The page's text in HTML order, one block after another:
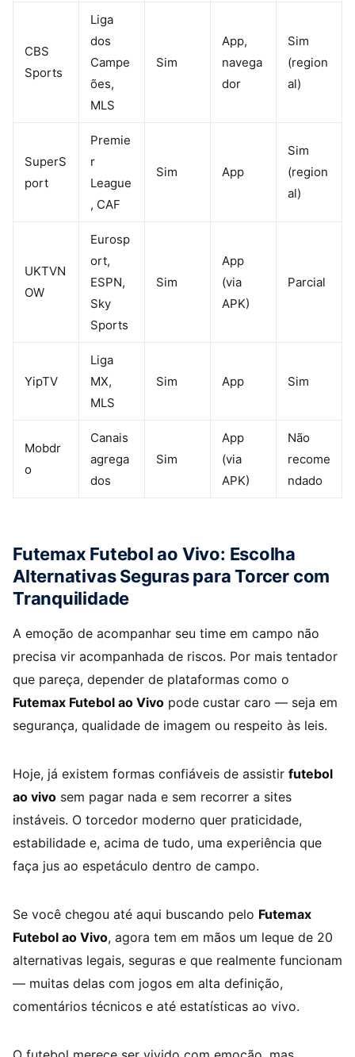
CBS
Sports
Liga
dos
Campe
ões,
MLS
Sim
App,
navega
dor
Sim
(region
al)
SuperS
port
Premie
r
League
, CAF
Sim App
Sim
(region
al)
UKTVN
OW
Eurosp
ort,
ESPN,
Sky
Sports
Sim
App
(via
APK)
Parcial
YipTV
Liga
MX,
MLS
Sim App Sim
Mobdr
o
Canais
agrega
dos
Sim
App
(via
APK)
Não
recome
ndado
Futemax Futebol ao Vivo: Escolha
Alternativas Seguras para Torcer com
Tranquilidade
A emoção de acompanhar seu time em campo não
precisa vir acompanhada de riscos. Por mais tentador
que pareça, depender de plataformas como o
Futemax Futebol ao Vivo pode custar caro — seja em
segurança, qualidade de imagem ou respeito às leis.
Hoje, já existem formas confiáveis de assistir futebol
ao vivo sem pagar nada e sem recorrer a sites
instáveis. O torcedor moderno quer praticidade,
estabilidade e, acima de tudo, uma experiência que
faça jus ao espetáculo dentro de campo.
Se você chegou até aqui buscando pelo Futemax
Futebol ao Vivo, agora tem em mãos um leque de 20
alternativas legais, seguras e que realmente funcionam
— muitas delas com jogos em alta definição,
comentários técnicos e até estatísticas ao vivo.